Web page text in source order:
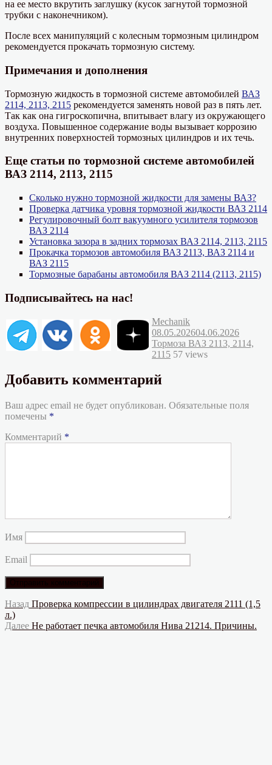
на ее место вкрутить заглушку (кусок загнутой тормозной
трубки с наконечником).
После всех манипуляций с колесным тормозным цилиндром
рекомендуется прокачать тормозную систему.
Примечания и дополнения
Тормозную жидкость в тормозной системе автомобилей ВАЗ
2114, 2113, 2115 рекомендуется заменять новой раз в пять лет.
Так как она гигроскопична, впитывает влагу из окружающего
воздуха. Повышенное содержание воды вызывает коррозию
внутренних поверхностей тормозных цилиндров и их течь.
Еще статьи по тормозной системе автомобилей
ВАЗ 2114, 2113, 2115
Сколько нужно тормозной жидкости для замены ВАЗ?
Проверка датчика уровня тормозной жидкости ВАЗ 2114
Регулировочный болт вакуумного усилителя тормозов
ВАЗ 2114
Установка зазора в задних тормозах ВАЗ 2114, 2113, 2115
Прокачка тормозов автомобиля ВАЗ 2113, ВАЗ 2114 и
ВАЗ 2115
Тормозные барабаны автомобиля ВАЗ 2114 (2113, 2115)
Подписывайтесь на нас!
Автор
MechanikОпубликовано
08.05.202604.06.2026
Тормоза ВАЗ 2113, 2114,
2115 57 views
Добавить комментарий
Ваш адрес email не будет опубликован. Обязательные поля
помечены *
Комментарий *
Имя
Email
Навигация
по
Назад Предыдущая
Проверка компрессии в цилиндрах двигателя 2111 (1,5
л.)
Далее Следующая
Не работает печка автомобиля Нива 21214. Причины.